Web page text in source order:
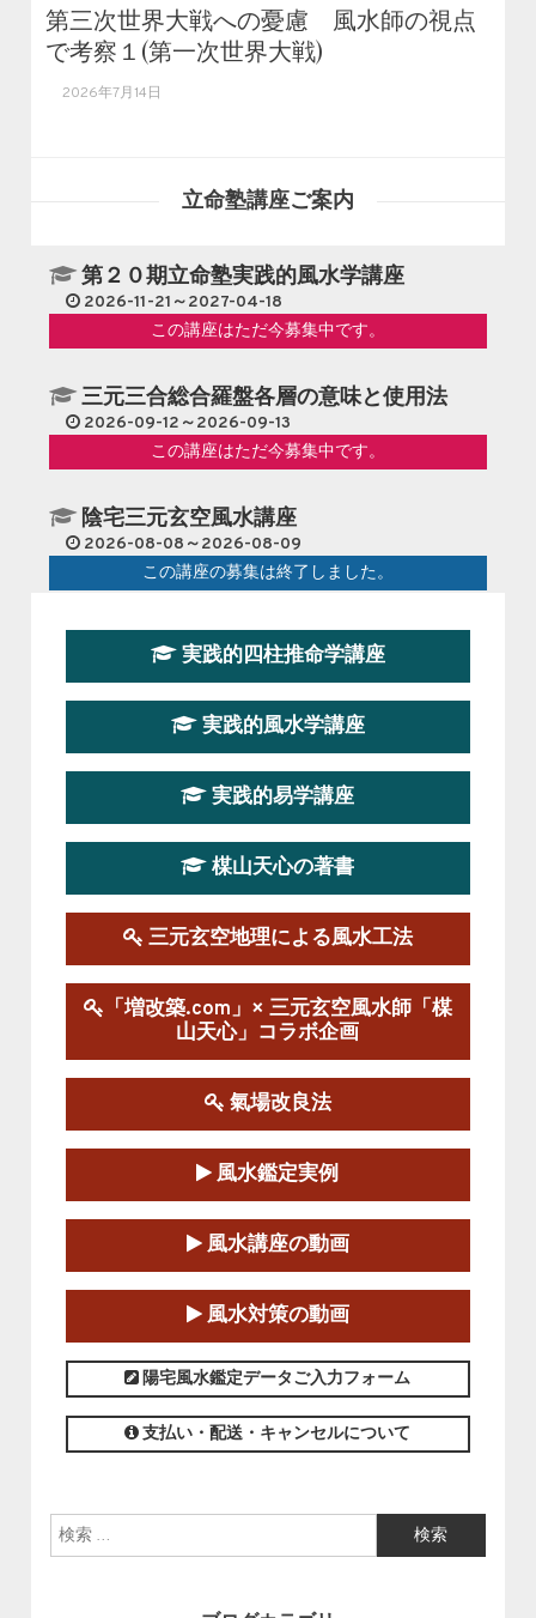
第三次世界大戦への憂慮 風水師の視点
で考察１(第一次世界大戦)
2026年7月14日
立命塾講座ご案内
第２０期立命塾実践的風水学講座
2026-11-21～2027-04-18
この講座はただ今募集中です。
三元三合総合羅盤各層の意味と使用法
2026-09-12～2026-09-13
この講座はただ今募集中です。
陰宅三元玄空風水講座
2026-08-08～2026-08-09
この講座の募集は終了しました。
第１９期立命塾『実践的易学講座』
2026-08-22～2026-10-25
第19期立命塾実践的四柱推命学講座
2026-03-20～2026-07-19
第１９期立命塾実践的風水学講座
この講座の募集は終了しました。
陰宅三元玄空風水講座
2025-06-07～2025-06-08
この講座の募集は終了しました。
第１８期立命塾『実践的易学講座』
2025-06-21～2025-08-24
この講座の募集は終了しました。
第１８期立命塾「実践的四柱立命学（四
柱推命学）講座」
2025-01-11～2025-05-11
この講座の募集は終了しました。
実践的四柱推命学講座
実践的風水学講座
実践的易学講座
楳山天心の著書
三元玄空地理による風水工法
「増改築.com」× 三元玄空風水師「楳
山天心」コラボ企画
氣場改良法
風水鑑定実例
風水講座の動画
風水対策の動画
陽宅風水鑑定データご入力フォーム
支払い・配送・キャンセルについて
検索: